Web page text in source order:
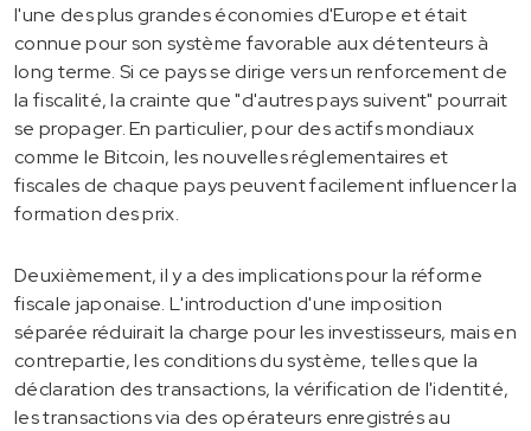
l'une des plus grandes économies d'Europe et était
connue pour son système favorable aux détenteurs à
long terme. Si ce pays se dirige vers un renforcement de
la fiscalité, la crainte que "d'autres pays suivent" pourrait
se propager. En particulier, pour des actifs mondiaux
comme le Bitcoin, les nouvelles réglementaires et
fiscales de chaque pays peuvent facilement influencer la
formation des prix.
Deuxièmement, il y a des implications pour la réforme
fiscale japonaise. L'introduction d'une imposition
séparée réduirait la charge pour les investisseurs, mais en
contrepartie, les conditions du système, telles que la
déclaration des transactions, la vérification de l'identité,
les transactions via des opérateurs enregistrés au